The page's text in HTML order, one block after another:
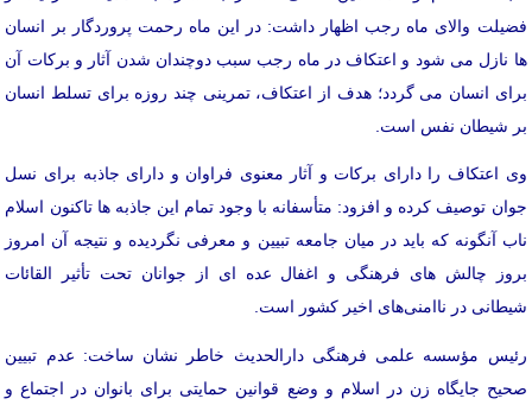
فضیلت والای ماه رجب اظهار داشت: در این ماه رحمت پروردگار بر انسان
ها نازل می شود و اعتکاف در ماه رجب سبب دوچندان شدن آثار و برکات آن
برای انسان می گردد؛ هدف از اعتکاف، تمرینی چند روزه برای تسلط انسان
بر شیطان نفس است.
وی اعتکاف را دارای برکات و آثار معنوی فراوان و دارای جاذبه برای نسل
جوان توصیف کرده و افزود: متأسفانه با وجود تمام این جاذبه ها تاکنون اسلام
ناب آنگونه که باید در میان جامعه تبیین و معرفی نگردیده و نتیجه آن امروز
بروز چالش های فرهنگی و اغفال عده ای از جوانان تحت تأثیر القائات
شیطانی در ناامنی‌های اخیر کشور است.
رئیس مؤسسه علمی فرهنگی دارالحدیث خاطر نشان ساخت: عدم تبیین
صحیح جایگاه زن در اسلام و وضع قوانین حمایتی برای بانوان در اجتماع و